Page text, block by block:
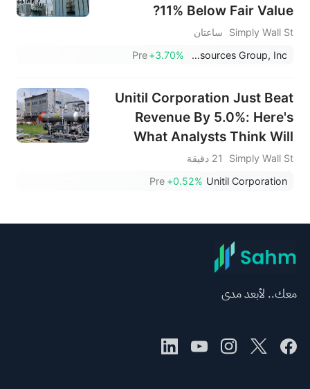
11% Below Fair Value?
Simply Wall St
ساعتان
MDU Resources Group, Inc.
+3.70%
Pre
Unitil Corporation Just Beat
Revenue By 5.0%: Here's
What Analysts Think Will
Happen Next
Simply Wall St
21 دقيقة
Unitil Corporation
+0.52%
Pre
معك.. لأبعد مدى